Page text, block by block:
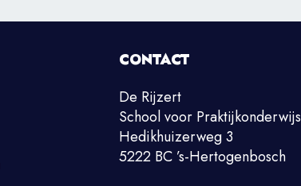
CONTACT
De Rijzert
School voor Praktijkonderwijs
Hedikhuizerweg 3
5222 BC ’s-Hertogenbosch